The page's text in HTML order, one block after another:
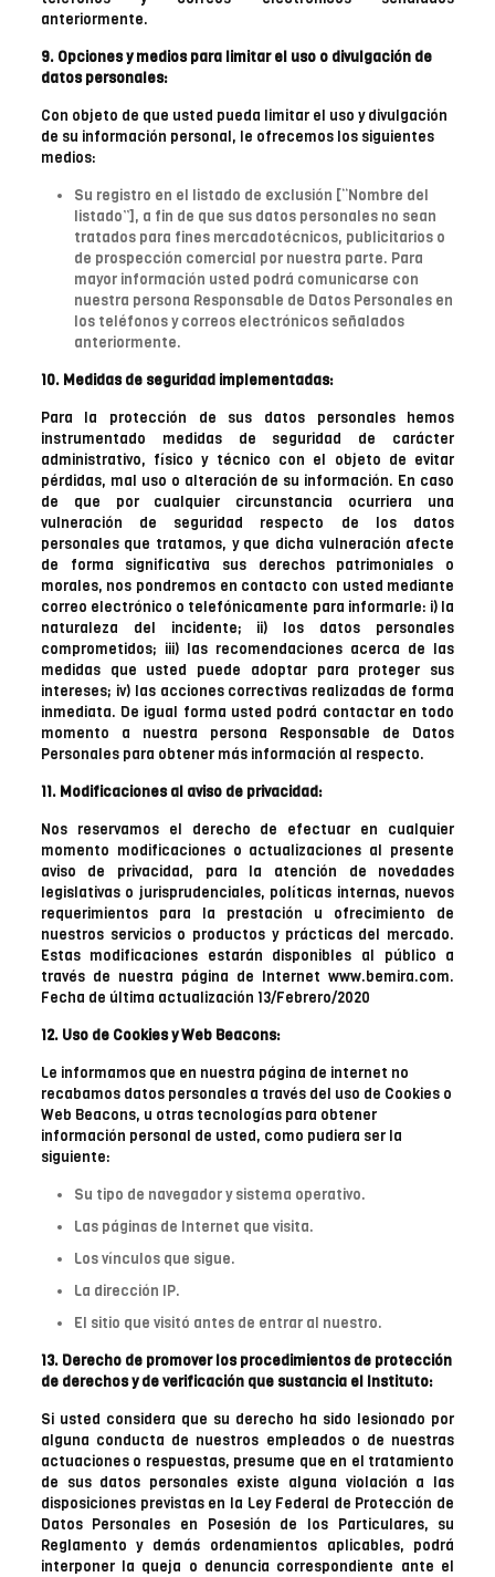
anteriormente.
9. Opciones y medios para limitar el uso o divulgación de
datos personales:
Con objeto de que usted pueda limitar el uso y divulgación
de su información personal, le ofrecemos los siguientes
medios:
Su registro en el listado de exclusión [“Nombre del
listado”], a fin de que sus datos personales no sean
tratados para fines mercadotécnicos, publicitarios o
de prospección comercial por nuestra parte. Para
mayor información usted podrá comunicarse con
nuestra persona Responsable de Datos Personales en
los teléfonos y correos electrónicos señalados
anteriormente.
10. Medidas de seguridad implementadas:
Para la protección de sus datos personales hemos
instrumentado medidas de seguridad de carácter
administrativo, físico y técnico con el objeto de evitar
pérdidas, mal uso o alteración de su información. En caso
de que por cualquier circunstancia ocurriera una
vulneración de seguridad respecto de los datos
personales que tratamos, y que dicha vulneración afecte
de forma significativa sus derechos patrimoniales o
morales, nos pondremos en contacto con usted mediante
correo electrónico o telefónicamente para informarle: i) la
naturaleza del incidente; ii) los datos personales
comprometidos; iii) las recomendaciones acerca de las
medidas que usted puede adoptar para proteger sus
intereses; iv) las acciones correctivas realizadas de forma
inmediata. De igual forma usted podrá contactar en todo
momento a nuestra persona Responsable de Datos
Personales para obtener más información al respecto.
11. Modificaciones al aviso de privacidad:
Nos reservamos el derecho de efectuar en cualquier
momento modificaciones o actualizaciones al presente
aviso de privacidad, para la atención de novedades
legislativas o jurisprudenciales, políticas internas, nuevos
requerimientos para la prestación u ofrecimiento de
nuestros servicios o productos y prácticas del mercado.
Estas modificaciones estarán disponibles al público a
través de nuestra página de Internet www.bemira.com.
Fecha de última actualización 13/Febrero/2020
12. Uso de Cookies y Web Beacons:
Le informamos que en nuestra página de internet no
recabamos datos personales a través del uso de Cookies o
Web Beacons, u otras tecnologías para obtener
información personal de usted, como pudiera ser la
siguiente:
Su tipo de navegador y sistema operativo.
Las páginas de Internet que visita.
Los vínculos que sigue.
La dirección IP.
El sitio que visitó antes de entrar al nuestro.
13. Derecho de promover los procedimientos de protección
de derechos y de verificación que sustancia el Instituto:
Si usted considera que su derecho ha sido lesionado por
alguna conducta de nuestros empleados o de nuestras
actuaciones o respuestas, presume que en el tratamiento
de sus datos personales existe alguna violación a las
disposiciones previstas en la Ley Federal de Protección de
Datos Personales en Posesión de los Particulares, su
Reglamento y demás ordenamientos aplicables, podrá
interponer la queja o denuncia correspondiente ante el